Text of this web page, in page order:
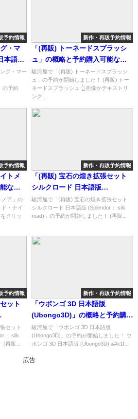
予約情報
・マ
本語版
入可
グ・マー
の予約
新作・再販予約情報
「(再販) トーネードスプラッシ
ュ」の概略と予約購入可能なシ
ョップ紹介！
駿河屋で「(再販) トーネードスプラッシ
ュ」の予約が開始しました！ (再販) トー
ネードスプラッシュ 👆画像かテキストリ
ンク...
予約情報
トメ
なシ
メア」の
・ナイ
クリッ
新作・再販予約情報
「(再販) 宝石の煌き拡張セット
シルクロード 日本語版
(Splendor： silk road)」の概略
と予約購入可能なショップ紹
介！
駿河屋で「(再販) 宝石の煌き拡張セット
シルクロード 日本語版 (Splendor： silk
road)」の予約が開始しました！ (再販...
予約情報
ット
概略
紹
セット
： silk
(再販...
新作・再販予約情報
「ウボンゴ 3D 日本語版
(Ubongo3D)」の概略と予約購入
可能なショップ紹介！
駿河屋で「ウボンゴ 3D 日本語版
(Ubongo3D)」の予約が開始しました！ ウ
ボンゴ 3D 日本語版 (Ubongo3D) &#x1f...
広告